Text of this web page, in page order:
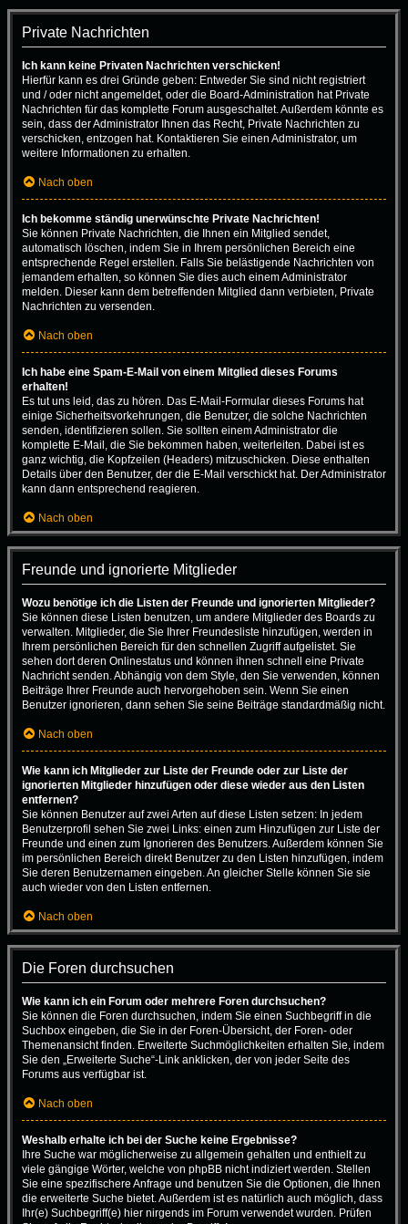
Private Nachrichten
Ich kann keine Privaten Nachrichten verschicken!
Hierfür kann es drei Gründe geben: Entweder Sie sind nicht registriert
und / oder nicht angemeldet, oder die Board-Administration hat Private
Nachrichten für das komplette Forum ausgeschaltet. Außerdem könnte es
sein, dass der Administrator Ihnen das Recht, Private Nachrichten zu
verschicken, entzogen hat. Kontaktieren Sie einen Administrator, um
weitere Informationen zu erhalten.
Nach oben
Ich bekomme ständig unerwünschte Private Nachrichten!
Sie können Private Nachrichten, die Ihnen ein Mitglied sendet,
automatisch löschen, indem Sie in Ihrem persönlichen Bereich eine
entsprechende Regel erstellen. Falls Sie belästigende Nachrichten von
jemandem erhalten, so können Sie dies auch einem Administrator
melden. Dieser kann dem betreffenden Mitglied dann verbieten, Private
Nachrichten zu versenden.
Nach oben
Ich habe eine Spam-E-Mail von einem Mitglied dieses Forums
erhalten!
Es tut uns leid, das zu hören. Das E-Mail-Formular dieses Forums hat
einige Sicherheitsvorkehrungen, die Benutzer, die solche Nachrichten
senden, identifizieren sollen. Sie sollten einem Administrator die
komplette E-Mail, die Sie bekommen haben, weiterleiten. Dabei ist es
ganz wichtig, die Kopfzeilen (Headers) mitzuschicken. Diese enthalten
Details über den Benutzer, der die E-Mail verschickt hat. Der Administrator
kann dann entsprechend reagieren.
Nach oben
Freunde und ignorierte Mitglieder
Wozu benötige ich die Listen der Freunde und ignorierten Mitglieder?
Sie können diese Listen benutzen, um andere Mitglieder des Boards zu
verwalten. Mitglieder, die Sie Ihrer Freundesliste hinzufügen, werden in
Ihrem persönlichen Bereich für den schnellen Zugriff aufgelistet. Sie
sehen dort deren Onlinestatus und können ihnen schnell eine Private
Nachricht senden. Abhängig von dem Style, den Sie verwenden, können
Beiträge Ihrer Freunde auch hervorgehoben sein. Wenn Sie einen
Benutzer ignorieren, dann sehen Sie seine Beiträge standardmäßig nicht.
Nach oben
Wie kann ich Mitglieder zur Liste der Freunde oder zur Liste der
ignorierten Mitglieder hinzufügen oder diese wieder aus den Listen
entfernen?
Sie können Benutzer auf zwei Arten auf diese Listen setzen: In jedem
Benutzerprofil sehen Sie zwei Links: einen zum Hinzufügen zur Liste der
Freunde und einen zum Ignorieren des Benutzers. Außerdem können Sie
im persönlichen Bereich direkt Benutzer zu den Listen hinzufügen, indem
Sie deren Benutzernamen eingeben. An gleicher Stelle können Sie sie
auch wieder von den Listen entfernen.
Nach oben
Die Foren durchsuchen
Wie kann ich ein Forum oder mehrere Foren durchsuchen?
Sie können die Foren durchsuchen, indem Sie einen Suchbegriff in die
Suchbox eingeben, die Sie in der Foren-Übersicht, der Foren- oder
Themenansicht finden. Erweiterte Suchmöglichkeiten erhalten Sie, indem
Sie den „Erweiterte Suche“-Link anklicken, der von jeder Seite des
Forums aus verfügbar ist.
Nach oben
Weshalb erhalte ich bei der Suche keine Ergebnisse?
Ihre Suche war möglicherweise zu allgemein gehalten und enthielt zu
viele gängige Wörter, welche von phpBB nicht indiziert werden. Stellen
Sie eine spezifischere Anfrage und benutzen Sie die Optionen, die Ihnen
die erweiterte Suche bietet. Außerdem ist es natürlich auch möglich, dass
Ihr(e) Suchbegriff(e) hier nirgends im Forum verwendet wurden. Prüfen